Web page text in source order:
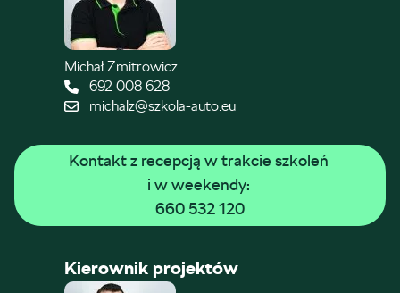
Michał Zmitrowicz
692 008 628
michalz@szkola-auto.eu
Kontakt z recepcją w trakcie szkoleń
i w weekendy:
660 532 120
Kierownik projektów